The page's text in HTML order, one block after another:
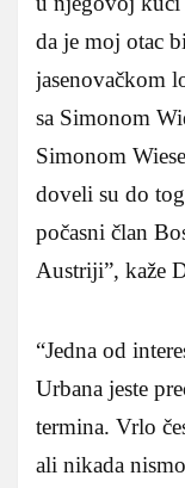
da je moj otac
jasenovačkom
sa Simonom
Simonom
doveli su do
počasni član
Austriji”, kaže
“Jedna od
Urbana jeste
termina. Vrlo
ali nikada